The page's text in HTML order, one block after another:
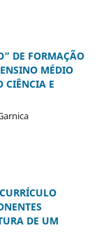
DE FORMAÇÃO
MÉDIO
CIÊNCIA E
DE UM